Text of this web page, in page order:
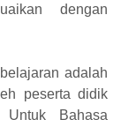
dengan
adalah
peserta didik
Untuk Bahasa